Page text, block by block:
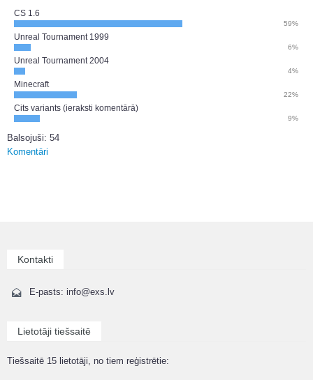
CS 1.6
59%
Unreal Tournament 1999
6%
Unreal Tournament 2004
4%
Minecraft
22%
Cits variants (ieraksti komentārā)
9%
Balsojuši: 54
Komentāri
Kontakti
E-pasts: info@exs.lv
Lietotāji tiešsaitē
Tiešsaitē 15 lietotāji, no tiem reģistrētie: